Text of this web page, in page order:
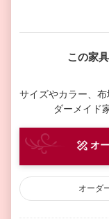
この家
サイズやカラー、
ダーメイド
オ
オーダ